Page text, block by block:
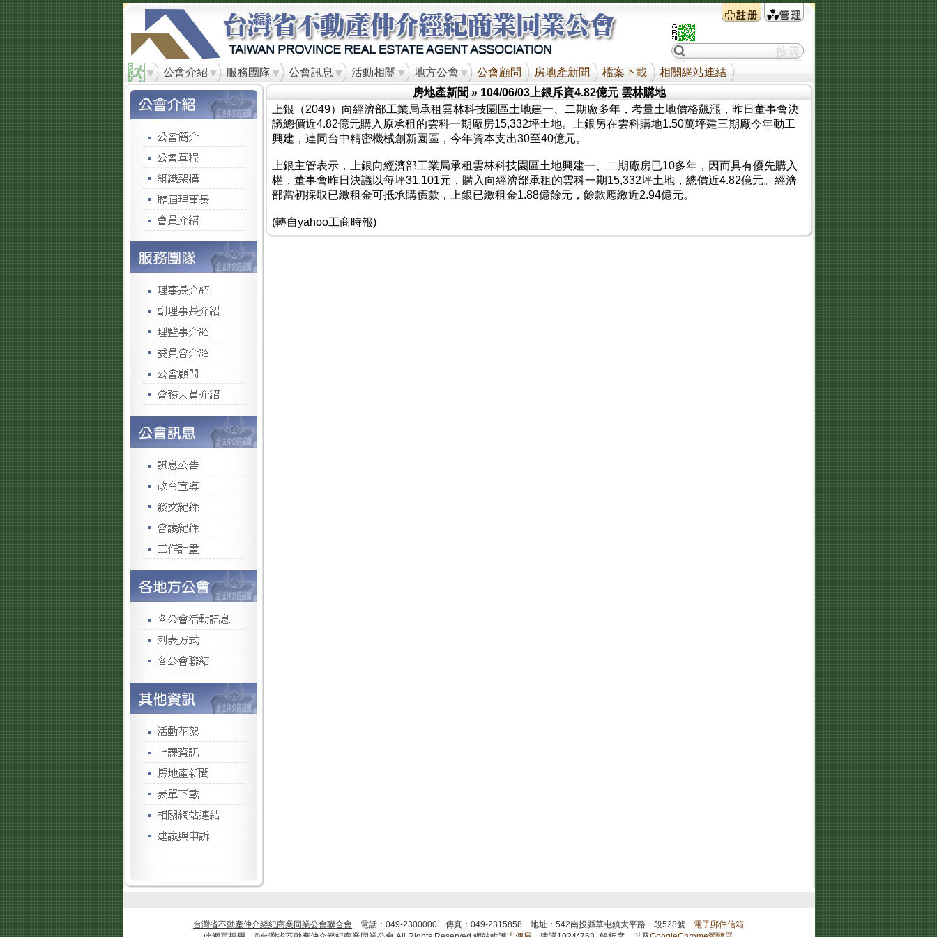
公會介紹 服務團隊 公會訊息 活動相關 地方公會 公會顧問 房地產新聞 檔案下載
相關網站連結
房地產新聞 » 104/06/03上銀斥資4.82億元 雲林購地
上銀（2049）向經濟部工業局承租雲林科技園區土地建一、二期廠多年，考量土地價格飆漲，昨日董事會決
議總價近4.82億元購入原承租的雲科一期廠房15,332坪土地。上銀另在雲科購地1.50萬坪建三期廠今年動工
興建，連同台中精密機械創新園區，今年資本支出30至40億元。
上銀主管表示，上銀向經濟部工業局承租雲林科技園區土地興建一、二期廠房已10多年，因而具有優先購入
權，董事會昨日決議以每坪31,101元，購入向經濟部承租的雲科一期15,332坪土地，總價近4.82億元。經濟
部當初採取已繳租金可抵承購價款，上銀已繳租金1.88億餘元，餘款應繳近2.94億元。
(轉自yahoo工商時報)
台灣省不動產仲介經紀商業同業公會聯合會 電話：049-2300000 傳真：049-2315858 地址：542南投縣草屯鎮太平路一段528號 電子郵件信箱